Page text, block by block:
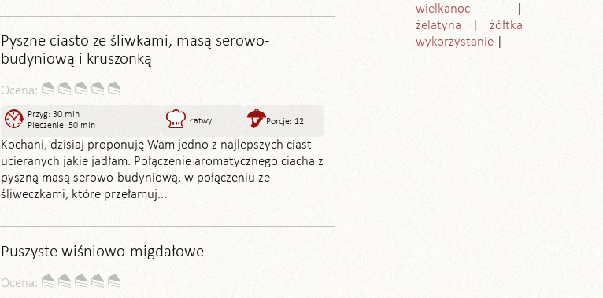
Pyszne ciasto ze śliwkami, masą serowo-
budyniową i kruszonką
Ocena:
Przyg: 30 min
Pieczenie: 50 min
Łatwy Porcje: 12
Kochani, dzisiaj proponuję Wam jedno z najlepszych ciast
ucieranych jakie jadłam. Połączenie aromatycznego ciacha z
pyszną masą serowo-budyniową, w połączeniu ze
śliweczkami, które przełamuj...
Puszyste wiśniowo-migdałowe
Ocena:
wielkanoc
żelatyna
żółtka
wykorzystanie